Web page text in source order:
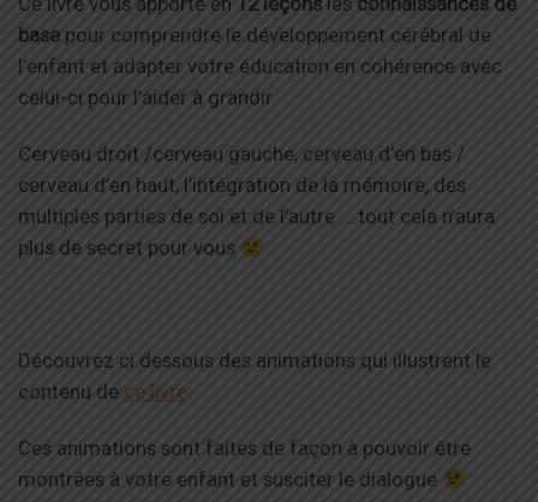
base pour comprendre le développement cérébral de
l’enfant et adapter votre éducation en cohérence avec
celui-ci pour l’aider à grandir.
Cerveau droit /cerveau gauche, cerveau d’en bas /
cerveau d’en haut, l’intégration de la mémoire, des
multiples parties de soi et de l’autre … tout cela n’aura
plus de secret pour vous
Découvrez ci dessous des animations qui illustrent le
contenu de ce livre.
Ces animations sont faites de façon à pouvoir être
montrées à votre enfant et susciter le dialogue